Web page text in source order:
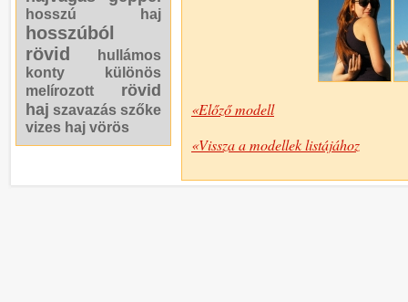
hosszú haj
hosszúból
rövid
hullámos
konty
különös
melírozott
rövid
haj szavazás szőke
vizes haj vörös
«Előző modell
«Vissza a modellek listájához